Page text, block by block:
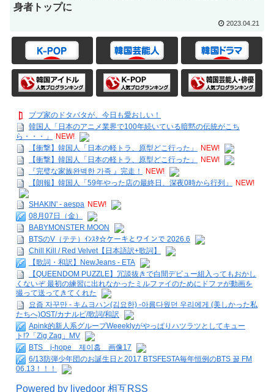
身者トップに
2023.04.21
ブブ家のドタバタが、今日も愛おしい！
韓国人「日本のアニメ業界で100年続いている暗黙の伝統がこち
ら・・・」
NEW!
【衝撃】韓国人「日本の軽トラ、原型どこ行った」
NEW!
【衝撃】韓国人「日本の軽トラ、原型どこ行った」
NEW!
『完璧な家族완벽한 가족 』完走！
NEW!
【朗報】韓国人「59年やった店の最終日、深夜0時から行列」
NEW!
SHAKIN' - aespa NEW!
08月07日（金）
BABYMONSTER MOON
BTSのV（テテ）ｲﾝｽﾀ☆ケーキとワインで 2026.6
Chill Kill / Red Velvet【日本語訳+歌詞】
【歌詞・和訳】NewJeans - ETA
【QUEENDOM PUZZLE】冗談抜きで白間デビュー組入ってもおかし
くないぞ 最初の練習に出れなかったミルファイのためにドファが動画を
撮って送ってきてくれた
요즘 자꾸만 - キムヨハン(김요한) -아름다웠던 우리에게 (美しかった私
たちへ)OST/カナルビ/歌詞/和訳
Apink的新人系グループWeeeklyがやっぱりハツラツとしてキュー
ト!?「Zig Zag」MV
BTS j-hope 제이홉 画像17
6/13防弾少年団のお誕生日と2017 BTSFESTA毎年恒例のBTS 꿀 FM
06.13！！！
Powered by livedoor 相互RSS